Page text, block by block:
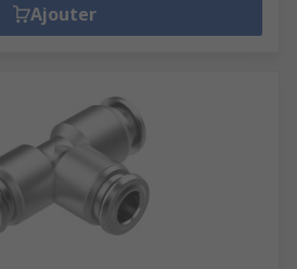
Ajouter